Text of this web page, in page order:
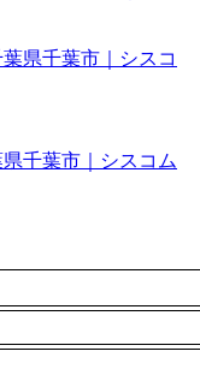
県千葉市｜シスコム